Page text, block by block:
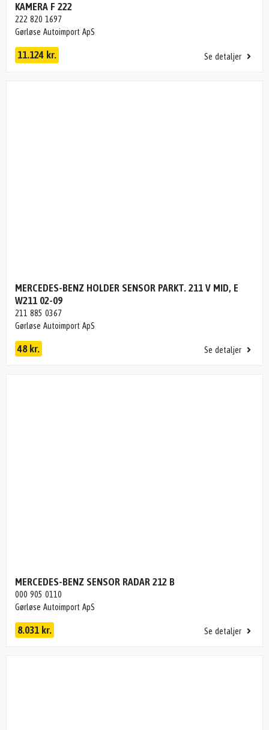
KAMERA F 222
222 820 1697
Gørløse Autoimport ApS
11.124 kr. Se detaljer
MERCEDES-BENZ HOLDER SENSOR PARKT. 211 V MID, E
W211 02-09
211 885 0367
Gørløse Autoimport ApS
48 kr. Se detaljer
MERCEDES-BENZ SENSOR RADAR 212 B
000 905 0110
Gørløse Autoimport ApS
8.031 kr. Se detaljer